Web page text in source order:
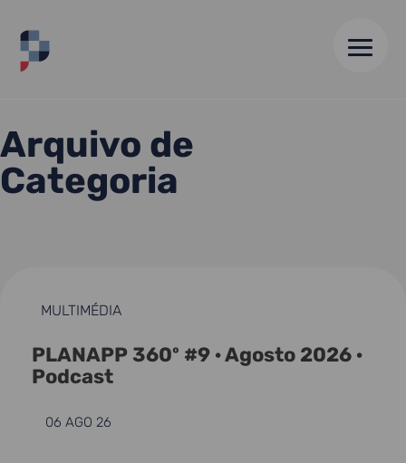
HOME
Arquivo de
Categoria
MULTIMÉDIA
PLANAPP 360º #9 · Agosto 2026 ·
Podcast
06 AGO 26